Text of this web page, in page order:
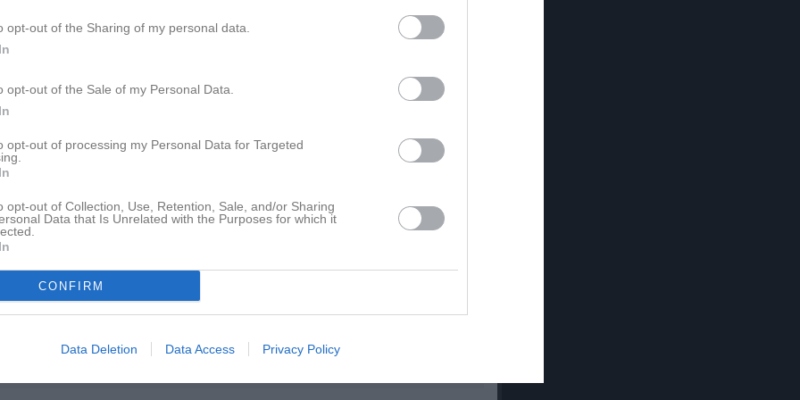
opt-out of the Sharing of my personal data.
opt-out of the Sale of my Personal Data.
opt-out of processing my Personal Data for Targeted
opt-out of Collection, Use, Retention, Sale, and/or Sharing
Data that Is Unrelated with the Purposes for which it
CONFIRM
Data Deletion Data Access Privacy Policy
12p
6p
12p
6p
3p
Utespelare
1
12